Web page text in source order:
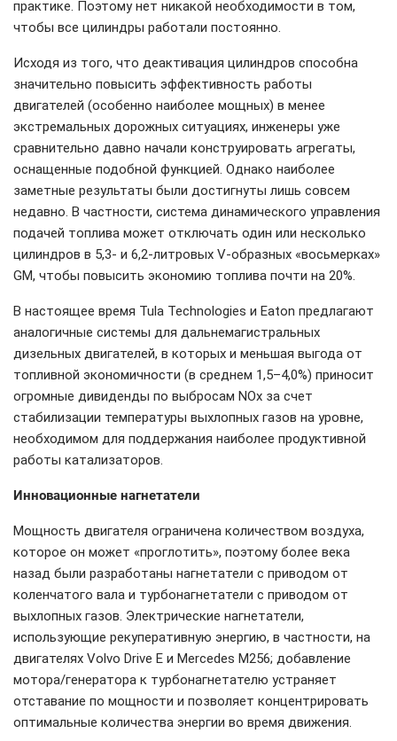
практике. Поэтому нет никакой необходимости в том,
чтобы все цилиндры работали постоянно.
Исходя из того, что деактивация цилиндров способна
значительно повысить эффективность работы
двигателей (особенно наиболее мощных) в менее
экстремальных дорожных ситуациях, инженеры уже
сравнительно давно начали конструировать агрегаты,
оснащенные подобной функцией. Однако наиболее
заметные результаты были достигнуты лишь совсем
недавно. В частности, система динамического управления
подачей топлива может отключать один или несколько
цилиндров в 5,3- и 6,2-литровых V-образных «восьмерках»
GM, чтобы повысить экономию топлива почти на 20%.
В настоящее время Tula Technologies и Eaton предлагают
аналогичные системы для дальнемагистральных
дизельных двигателей, в которых и меньшая выгода от
топливной экономичности (в среднем 1,5–4,0%) приносит
огромные дивиденды по выбросам NOx за счет
стабилизации температуры выхлопных газов на уровне,
необходимом для поддержания наиболее продуктивной
работы катализаторов.
Инновационные нагнетатели
Мощность двигателя ограничена количеством воздуха,
которое он может «проглотить», поэтому более века
назад были разработаны нагнетатели с приводом от
коленчатого вала и турбонагнетатели с приводом от
выхлопных газов. Электрические нагнетатели,
использующие рекуперативную энергию, в частности, на
двигателях Volvo Drive E и Mercedes M256; добавление
мотора/генератора к турбонагнетателю устраняет
отставание по мощности и позволяет концентрировать
оптимальные количества энергии во время движения.